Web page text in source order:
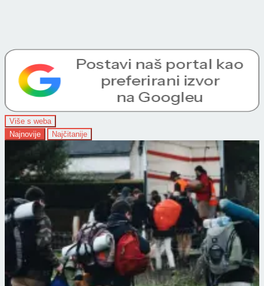
Više s weba
Najnovije
Najčitanije